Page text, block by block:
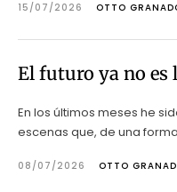
15/07/2026 OTTO
El futuro ya no es
En los últimos meses he
escenas que, de una
08/07/2026 OTTO